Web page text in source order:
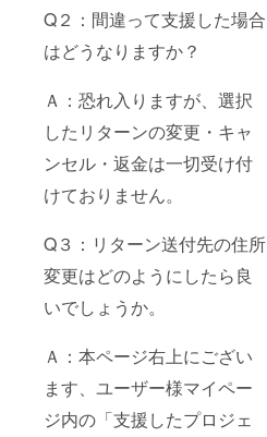
Q２：間違って支援した場合
はどうなりますか？
Ａ：恐れ入りますが、選択
したリターンの変更・キャ
ンセル・返金は一切受け付
けておりません。
Q３：リターン送付先の住所
変更はどのようにしたら良
いでしょうか。
Ａ：本ページ右上にござい
ます、ユーザー様マイペー
ジ内の「支援したプロジェ